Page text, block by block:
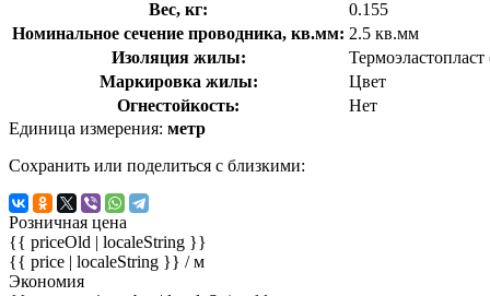
Вес, кг:
0.155
Номинальное сечение проводника, кв.мм: 2.5 кв.мм
Изоляция жилы:
Маркировка жилы:
Цвет
Огнестойкость:
Нет
Единица измерения: метр
Сохранить или поделиться с близкими:
Розничная цена
{{ priceOld | localeString }}
{{ price | localeString }} / м
Экономия